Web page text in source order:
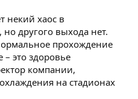
некий хаос в
другого выхода нет.
прохождение
– это здоровье
компании,
на стадионах